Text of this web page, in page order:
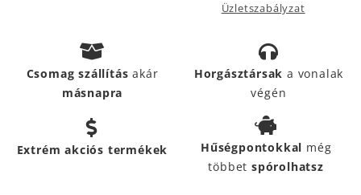
Üzletszabályzat
Csomag szállításakár
másnapra
Horgásztársak a vonalak
végén
Extrém akciós termékek Hűségpontokkal még
többetspórolhatsz